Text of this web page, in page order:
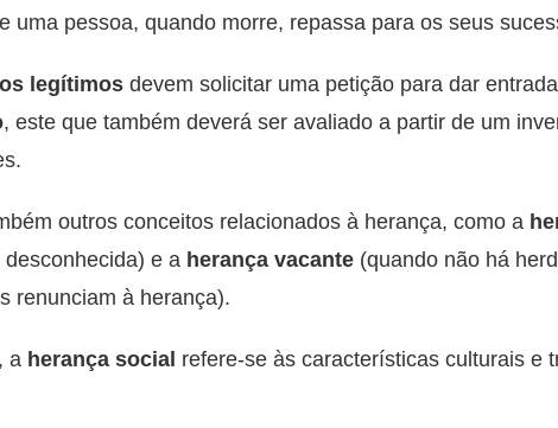
uma pessoa, quando morre, repassa para os seus
legítimos devem solicitar uma petição para dar
, este que também deverá ser avaliado a partir de um
outros conceitos relacionados à herança, como a
e a herança vacante (quando não há
renunciam à herança).
a herança social refere-se às características culturais e